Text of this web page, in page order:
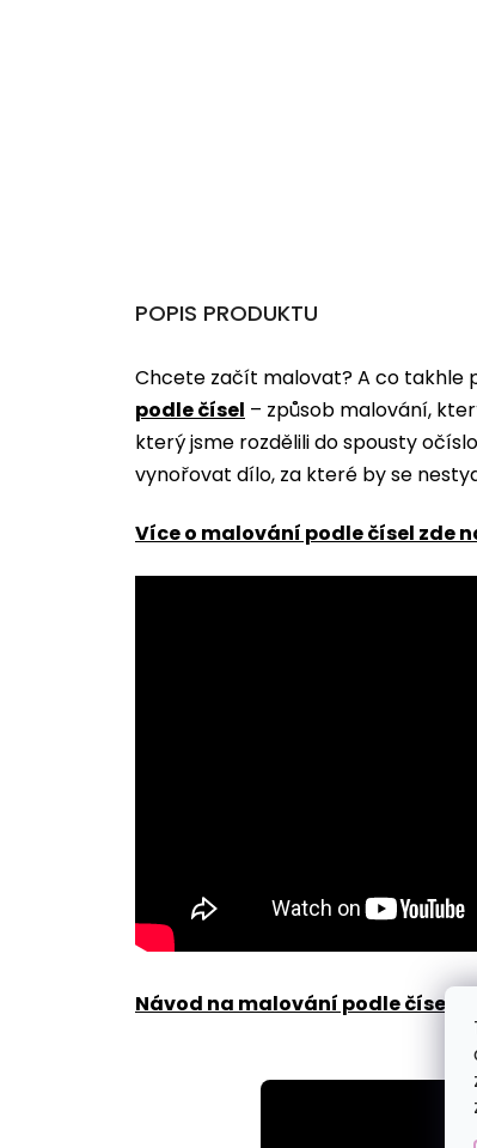
POPIS PRODUKTU
Chcete začít malovat? A co takhle
podle čísel ­­– způsob malování,
který jsme rozdělili do spousty
vynořovat dílo, za které by se
Více o malování podle čísel zde
Návod na malování podle čísel